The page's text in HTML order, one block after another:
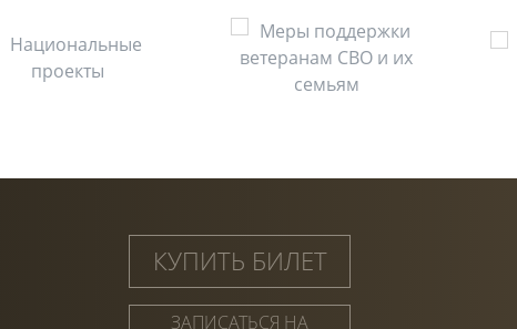
КУПИТЬ БИЛЕТ
ЗАПИСАТЬСЯ НА